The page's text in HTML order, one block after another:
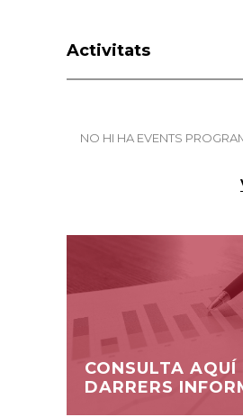
Activitats
NO HI HA EVENTS
CONSULTA AQUÍ
DARRERS